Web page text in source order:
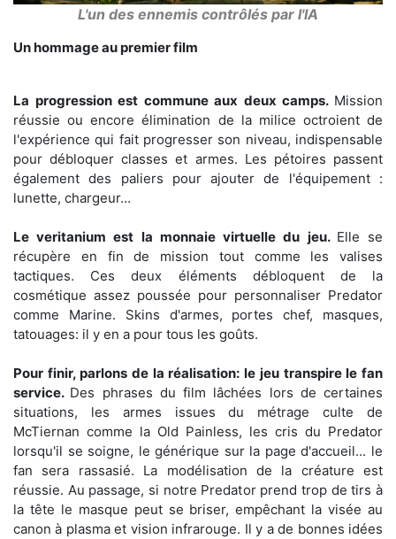
L'un des ennemis contrôlés par l'IA
Un hommage au premier film
La progression est commune aux deux camps. Mission
réussie ou encore élimination de la milice octroient de
l'expérience qui fait progresser son niveau, indispensable
pour débloquer classes et armes. Les pétoires passent
également des paliers pour ajouter de l'équipement :
lunette, chargeur…
Le veritanium est la monnaie virtuelle du jeu. Elle se
récupère en fin de mission tout comme les valises
tactiques. Ces deux éléments débloquent de la
cosmétique assez poussée pour personnaliser Predator
comme Marine. Skins d'armes, portes chef, masques,
tatouages: il y en a pour tous les goûts.
Pour finir, parlons de la réalisation: le jeu transpire le fan
service. Des phrases du film lâchées lors de certaines
situations, les armes issues du métrage culte de
McTiernan comme la Old Painless, les cris du Predator
lorsqu'il se soigne, le générique sur la page d'accueil... le
fan sera rassasié. La modélisation de la créature est
réussie. Au passage, si notre Predator prend trop de tirs à
la tête le masque peut se briser, empêchant la visée au
canon à plasma et vision infrarouge. Il y a de bonnes idées